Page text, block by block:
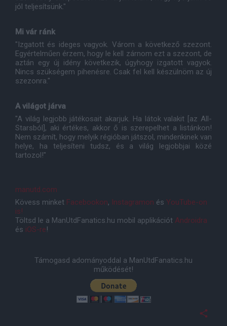
jól teljesítsünk."
Mi vár ránk
"Izgatott és ideges vagyok. Várom a következő szezont.
Egyértelműen érzem, hogy le kell zárnom ezt a szezont, de
aztán egy új idény következik, úgyhogy izgatott vagyok.
Nincs szükségem pihenésre. Csak fel kell készülnöm az új
szezonra."
A világot járva
"A világ legjobb játékosait akarjuk. Ha látok valakit [az All-
Starsból], aki értékes, akkor ő is szerepelhet a listánkon!
Nem számít, hogy melyik régióban játszol, mindenkinek van
helye, ha teljesíteni tudsz, és a világ legjobbjai közé
tartozol!"
manutd.com
Kövess minket Facebookon, Instagramon és YouTube-on
is!
Töltsd le a ManUtdFanatics.hu mobil applikációt Androidra
és iOS-re!
Támogasd adományoddal a ManUtdFanatics.hu
működését!